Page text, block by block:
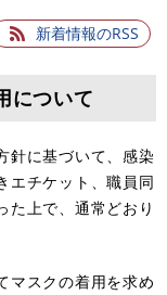
新着情報のRSS
について
針に基づいて、感染
エチケット、職員同
た上で、通常どおり
マスクの着用を求め